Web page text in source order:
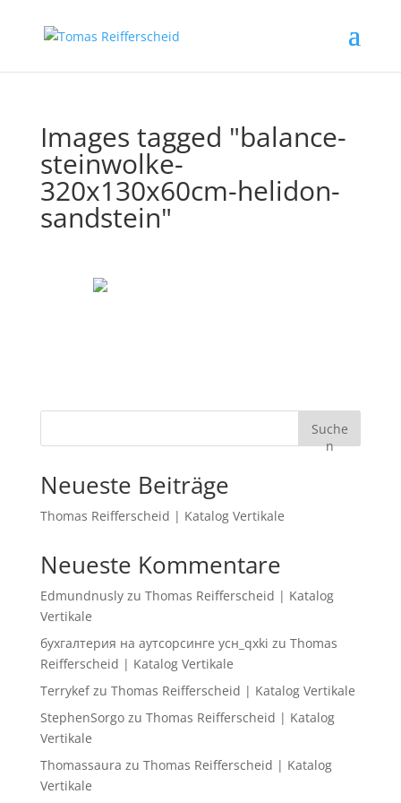
Images tagged "balance-
steinwolke-
320x130x60cm-helidon-
sandstein"
Suche
n
Neueste Beiträge
Thomas Reifferscheid | Katalog Vertikale
Neueste Kommentare
Edmundnuslyzu Thomas Reifferscheid | Katalog
Vertikale
бухгалтерия на аутсорсинге усн_qxki zu Thomas
Reifferscheid | Katalog Vertikale
Terrykefzu Thomas Reifferscheid | Katalog Vertikale
StephenSorgozu Thomas Reifferscheid | Katalog
Vertikale
Thomassaura zu Thomas Reifferscheid | Katalog
Vertikale